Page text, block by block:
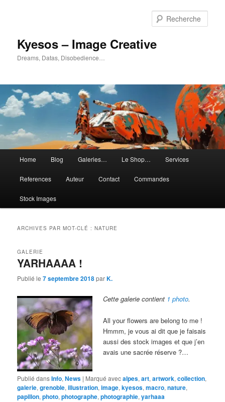
Kyesos – Image Creative
Dreams, Datas, Disobedience…
principal
Home Blog Galeries… Le Shop… Services
References Auteur Contact Commandes
Stock Images
ARCHIVES PAR MOT-CLÉ :NATURE
YARHAAAA !
GALERIE
Publié le7 septembre 2018parK.
Cette galerie contient 1 photo.
All your flowers are belong to me !
Hmmm, je vous ai dit que je faisais
aussi des stock images et que j’en
avais une sacrée réserve ?…
Publié dansInfo,News | Marqué avecalpes,art,artwork,collection,
galerie,grenoble,illustration,image,kyesos,macro,nature,
papillon,photo,photographe,photographie,yarhaaa